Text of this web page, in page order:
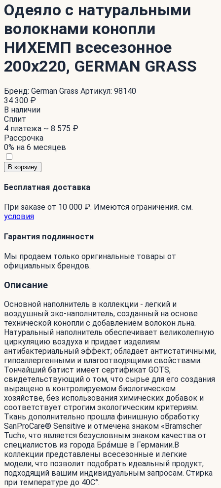
Одеяло с натуральными
волокнами конопли
НИХЕМП всесезонное
200x220, GERMAN GRASS
Бренд: German Grass Артикул: 98140
34 300 ₽
В наличии
Сплит
4 платежа ~ 8 575 ₽
Рассрочка
0% на 6 месяцев
В корзину
Бесплатная доставка
При заказе от 10 000 ₽. Имеются ограничения. см.
условия
Гарантия подлинности
Мы продаем только оригинальные товары от
официальных брендов.
Описание
Основной наполнитель в коллекции - легкий и
воздушный эко-наполнитель, созданный на основе
технической конопли с добавлением волокон льна.
Натуральный наполнитель обеспечивает великолепную
циркуляцию воздуха и придает изделиям
антибактериальный эффект; обладает антистатичными,
гипоаллергенными и влагоотводящими свойствами.
Тончайший батист имеет сертификат GOTS,
свидетельствующий о том, что сырье для его создания
выращено в контролируемом биологическом
хозяйстве, без использования химических добавок и
соответствует строгим экологическим критериям.
Ткань дополнительно прошла финишную обработку
SanProCare® Sensitive и отмечена знаком «Bramscher
Tuch», что является безусловным знаком качества от
специалистов из города Бра́мше в Германии.В
коллекции представлены всесезонные и легкие
модели, что позволит подобрать идеальный продукт,
подходящий вашим индивидуальным запросам. Стирка
при температуре до 40С°.